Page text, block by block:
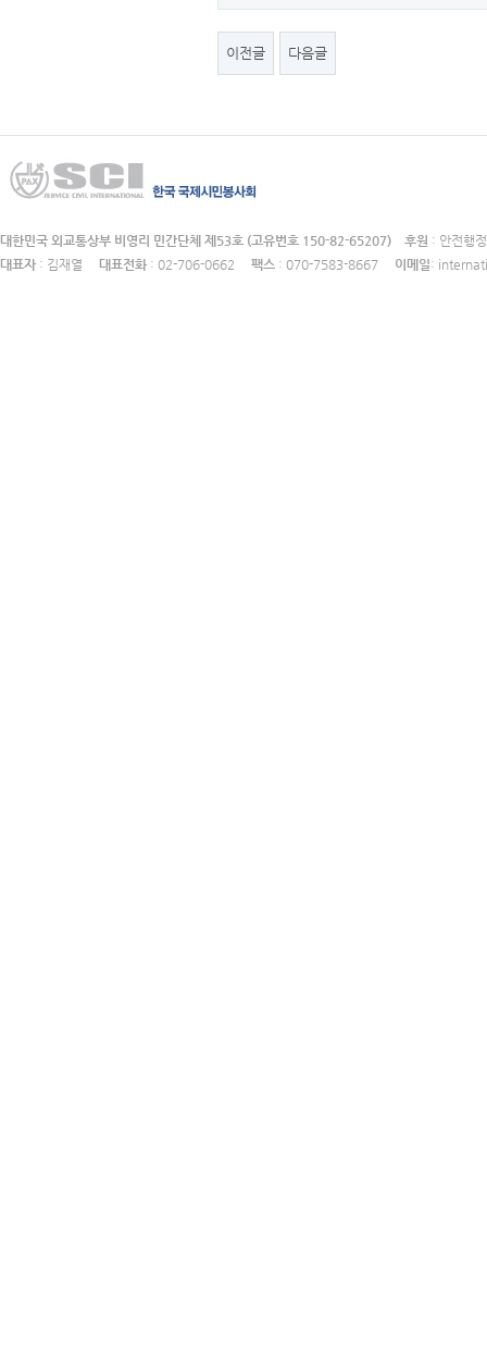
이전글 다음글
대한민국 외교통상부 비영리 민간단체 제53호 (고유번호 150-82-65207) 후원 : 안전
대표자 : 김재열 대표전화 : 02-706-0662 팩스 : 070-7583-8667 이메일: